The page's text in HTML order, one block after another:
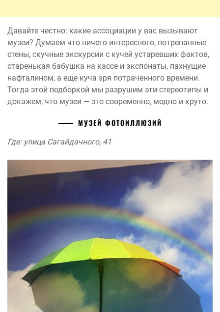
Давайте честно: какие ассоциации у вас вызывают
музеи? Думаем что ничего интересного, потрепанные
стены, скучные экскурсии с кучей устаревших фактов,
старенькая бабушка на кассе и экспонаты, пахнущие
нафталином, а еще куча зря потраченного времени.
Тогда этой подборкой мы разрушим эти стереотипы и
докажем, что музеи — это современно, модно и круто.
МУЗЕЙ ФОТОИЛЛЮЗИЙ
Где: улица Сагайдачного, 41